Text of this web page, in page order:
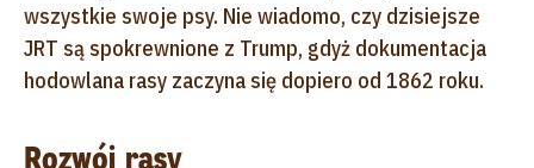
wszystkie swoje psy. Nie wiadomo, czy dzisiejsze
JRT są spokrewnione z Trump, gdyż dokumentacja
hodowlana rasy zaczyna się dopiero od 1862 roku.
Rozwój rasy